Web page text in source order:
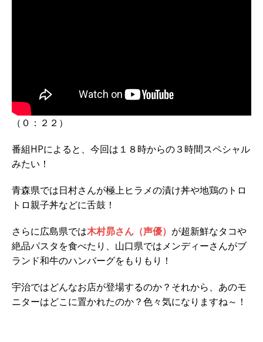
（０：２２）
番組HPによると、今回は１８時からの３時間スペシャル
みたい！
青森県では日村さんが極上ヒラメの漬け丼や地鶏のトロ
トロ親子丼などに舌鼓！
さらに広島県では木村昴さん（声優） が超新鮮なタコや
絶品パスタを食べたり、山口県ではメンディーさんがブ
ランド和牛のハンバーグをもりもり！
宇治ではどんなお店が登場するのか？それから、あのモ
ニターはどこに置かれたのか？色々気になりますね～！